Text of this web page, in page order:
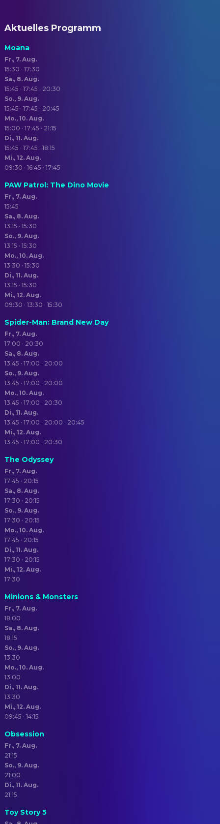
Aktuelles Programm
Moana
Fr., 7. Aug.
15:30 · 17:30
Sa., 8. Aug.
15:45 · 17:45 · 20:30
So., 9. Aug.
15:45 · 17:45 · 20:45
Mo., 10. Aug.
15:00 · 17:45 · 21:15
Di., 11. Aug.
15:45 · 17:45 · 18:15
Mi., 12. Aug.
09:30 · 16:45 · 17:45
PAW Patrol: The Dino Movie
Fr., 7. Aug.
15:45
Sa., 8. Aug.
13:15 · 15:30
So., 9. Aug.
13:15 · 15:30
Mo., 10. Aug.
13:30 · 15:30
Di., 11. Aug.
13:15 · 15:30
Mi., 12. Aug.
09:30 · 13:30 · 15:30
Spider-Man: Brand New Day
Fr., 7. Aug.
17:00 · 20:30
Sa., 8. Aug.
13:45 · 17:00 · 20:00
So., 9. Aug.
13:45 · 17:00 · 20:00
Mo., 10. Aug.
13:45 · 17:00 · 20:30
Di., 11. Aug.
13:45 · 17:00 · 20:00 · 20:45
Mi., 12. Aug.
13:45 · 17:00 · 20:30
The Odyssey
Fr., 7. Aug.
17:45 · 20:15
Sa., 8. Aug.
17:30 · 20:15
So., 9. Aug.
17:30 · 20:15
Mo., 10. Aug.
17:45 · 20:15
Di., 11. Aug.
17:30 · 20:15
Mi., 12. Aug.
17:30
Minions & Monsters
Fr., 7. Aug.
18:00
Sa., 8. Aug.
18:15
So., 9. Aug.
13:30
Mo., 10. Aug.
13:00
Di., 11. Aug.
13:30
Mi., 12. Aug.
09:45 · 14:15
Obsession
Fr., 7. Aug.
21:15
So., 9. Aug.
21:00
Di., 11. Aug.
21:15
Toy Story 5